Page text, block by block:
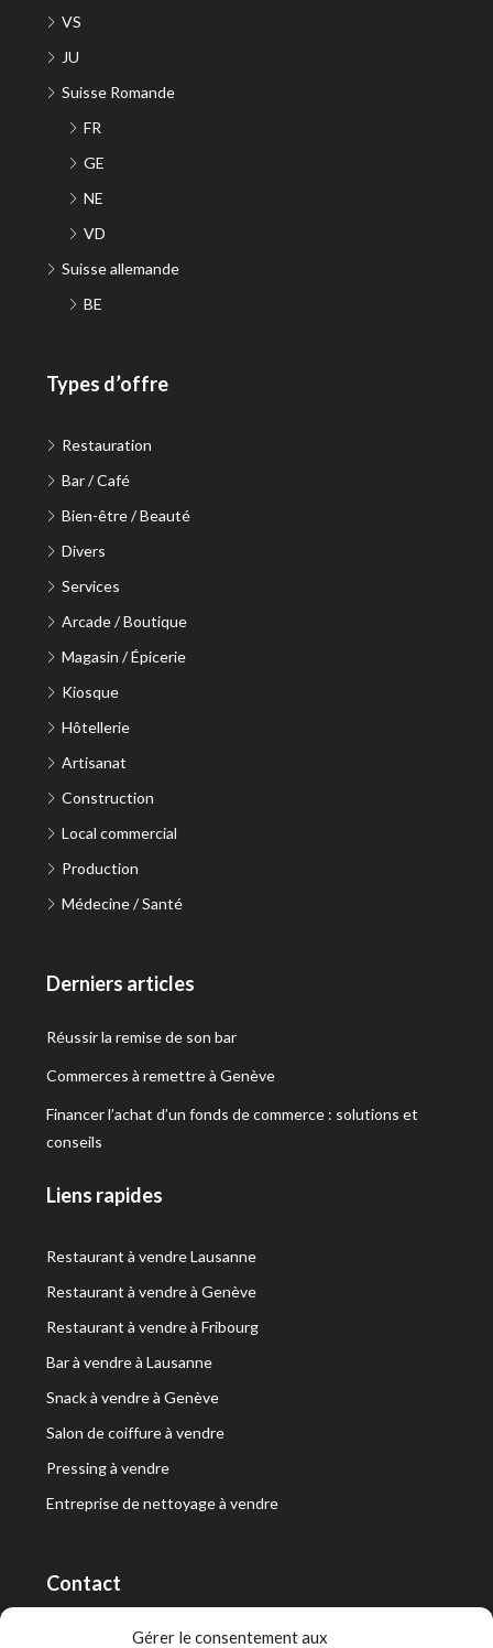
Gérer le consentement aux
VS
JU
Suisse Romande
FR
GE
NE
VD
Suisse allemande
BE
Types d’offre
Restauration
Bar / Café
Bien-être / Beauté
Divers
Services
Arcade / Boutique
Magasin / Épicerie
Kiosque
Hôtellerie
Artisanat
Construction
Local commercial
Production
Médecine / Santé
Derniers articles
Réussir la remise de son bar
Commerces à remettre à Genève
Financer l’achat d’un fonds de commerce : solutions et
conseils
Liens rapides
Restaurant à vendre Lausanne
Restaurant à vendre à Genève
Restaurant à vendre à Fribourg
Bar à vendre à Lausanne
Snack à vendre à Genève
Salon de coiffure à vendre
Pressing à vendre
Entreprise de nettoyage à vendre
Contact
RT Capital First SA/Ltd